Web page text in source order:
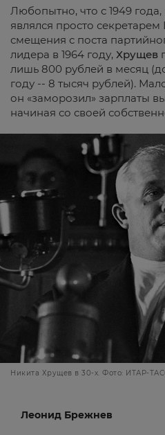
Любопытно, что с 1949 года,
являлся просто
смещения с поста
лидера в 1964 году, Хрущев
лишь 800 рублей в месяц
году -- 8 тысяч рублей).
он «заморозил» зарплаты
начиная со своей
Никита Хрущев в 30-х. Фото: ИТАР-
Леонид Брежнев